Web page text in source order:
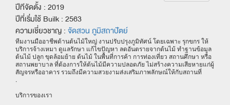
ปีทีจัดตั้ง : 2019
ปีที่เริ่มใช้ Builk : 2563
ความเชี่ยวชาญ :จัดสวน ภูมิสถาปัตย์
ทีมงานมืออาชีพด้านต้นไม้ใหญ่ งานปรับปรุงภูมิทัศน์ โดยเฉพาะ รุกขกร ให้
บริการจ้างเหมา ดูแลรักษา แก้ไขปัญหา ลดอันตรายจากต้นไม้ ทำฐานข้อมูล
ต้นไม้ ปลูก ขุดล้อมย้าย ต้นไม้ ในพื้นที่การค้า การท่องเที่ยว สถานศึกษา หรือ
สถานพยาบาล ที่ต้องการให้ต้นไม้มีความปลอดภัย ไม่สร้างความเสียหายแก่ผู้
สัญจรหรืออาคาร รวมถึงมีความสวยงามส่งเสริมภาพลักษณ์ให้กับสถานที่
.
บริการของเรา